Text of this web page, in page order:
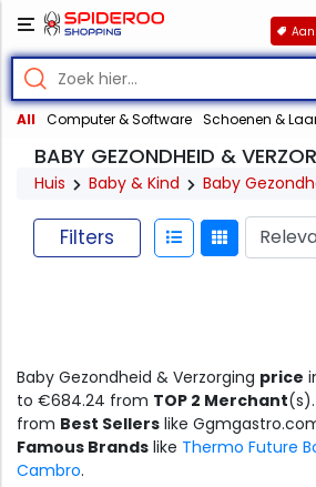
All Computer & Software Schoenen &
BABY GEZONDHEID &
Huis Baby & Kind Baby
Filters
Baby Gezondheid & Verzorging price
to €684.24 from TOP 2 Merchant
from Best Sellers like
Famous Brands like Thermo Future
Cambro.